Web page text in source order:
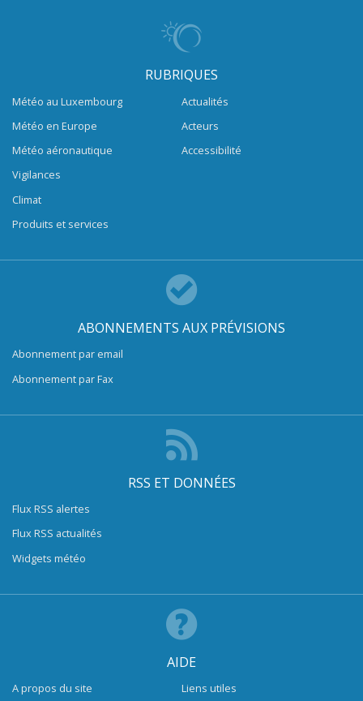
RUBRIQUES
Météo au Luxembourg
Météo en Europe
Météo aéronautique
Vigilances
Climat
Produits et services
Actualités
Acteurs
Accessibilité
ABONNEMENTS AUX PRÉVISIONS
Abonnement par email
Abonnement par Fax
RSS ET DONNÉES
Flux RSS alertes
Flux RSS actualités
Widgets météo
AIDE
A propos du site Liens utiles